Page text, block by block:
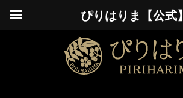
ぴりはりま【公式】